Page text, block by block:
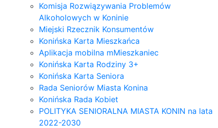
Komisja Rozwiązywania Problemów
Alkoholowych w Koninie
Miejski Rzecznik Konsumentów
Konińska Karta Mieszkańca
Aplikacja mobilna mMieszkaniec
Konińska Karta Rodziny 3+
Konińska Karta Seniora
Rada Seniorów Miasta Konina
Konińska Rada Kobiet
POLITYKA SENIORALNA MIASTA KONIN na lata
2022-2030